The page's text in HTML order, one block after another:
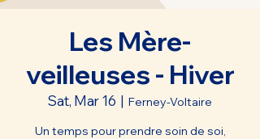
Les Mère-
veilleuses - Hiver
Sat, Mar 16
  |
Ferney-Voltaire
Un temps pour prendre soin de soi,